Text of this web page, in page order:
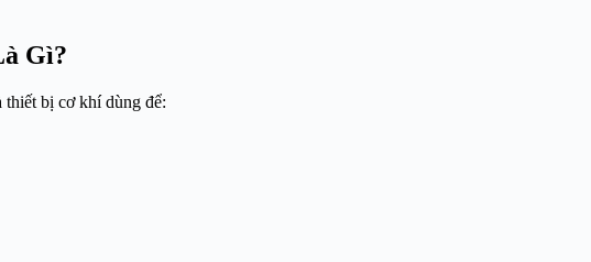
Gì?
bị cơ khí dùng để: